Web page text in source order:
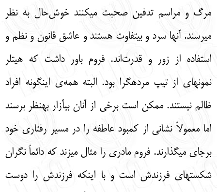
مرگ و مراسم تدفین صحبت میکنند خوش‌حال به نظر
میرسند. آنها سرد و بیتفاوت هستند و عاشق قانون و نظم و
استفاده از زور و قدرت‌اند. فروم باور داشت که هیتلر
نمونهای از تیپ مردهگرا بود. البته همه‌ی اینگونه افراد
ظالم نیستند. ممکن است برخی از آنان بیآزار بهنظر برسند
اما معمولاً نشانی از کمبود عاطفه را در مسیر رفتاری خود
برجای میگذارند. فروم مادری را مثال میزند که دائماً نگران
شکستهای فرزندش است و با اینکه فرزندش را دوست